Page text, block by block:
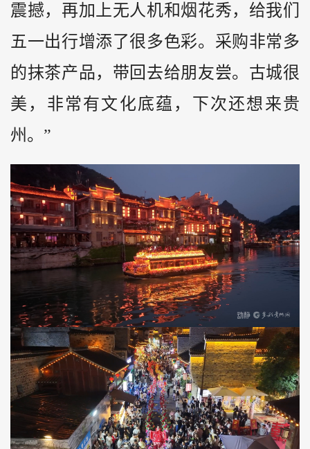
震撼，再加上无人机和烟花秀，给我们
五一出行增添了很多色彩。采购非常多
的抹茶产品，带回去给朋友尝。古城很
美，非常有文化底蕴，下次还想来贵
州。”